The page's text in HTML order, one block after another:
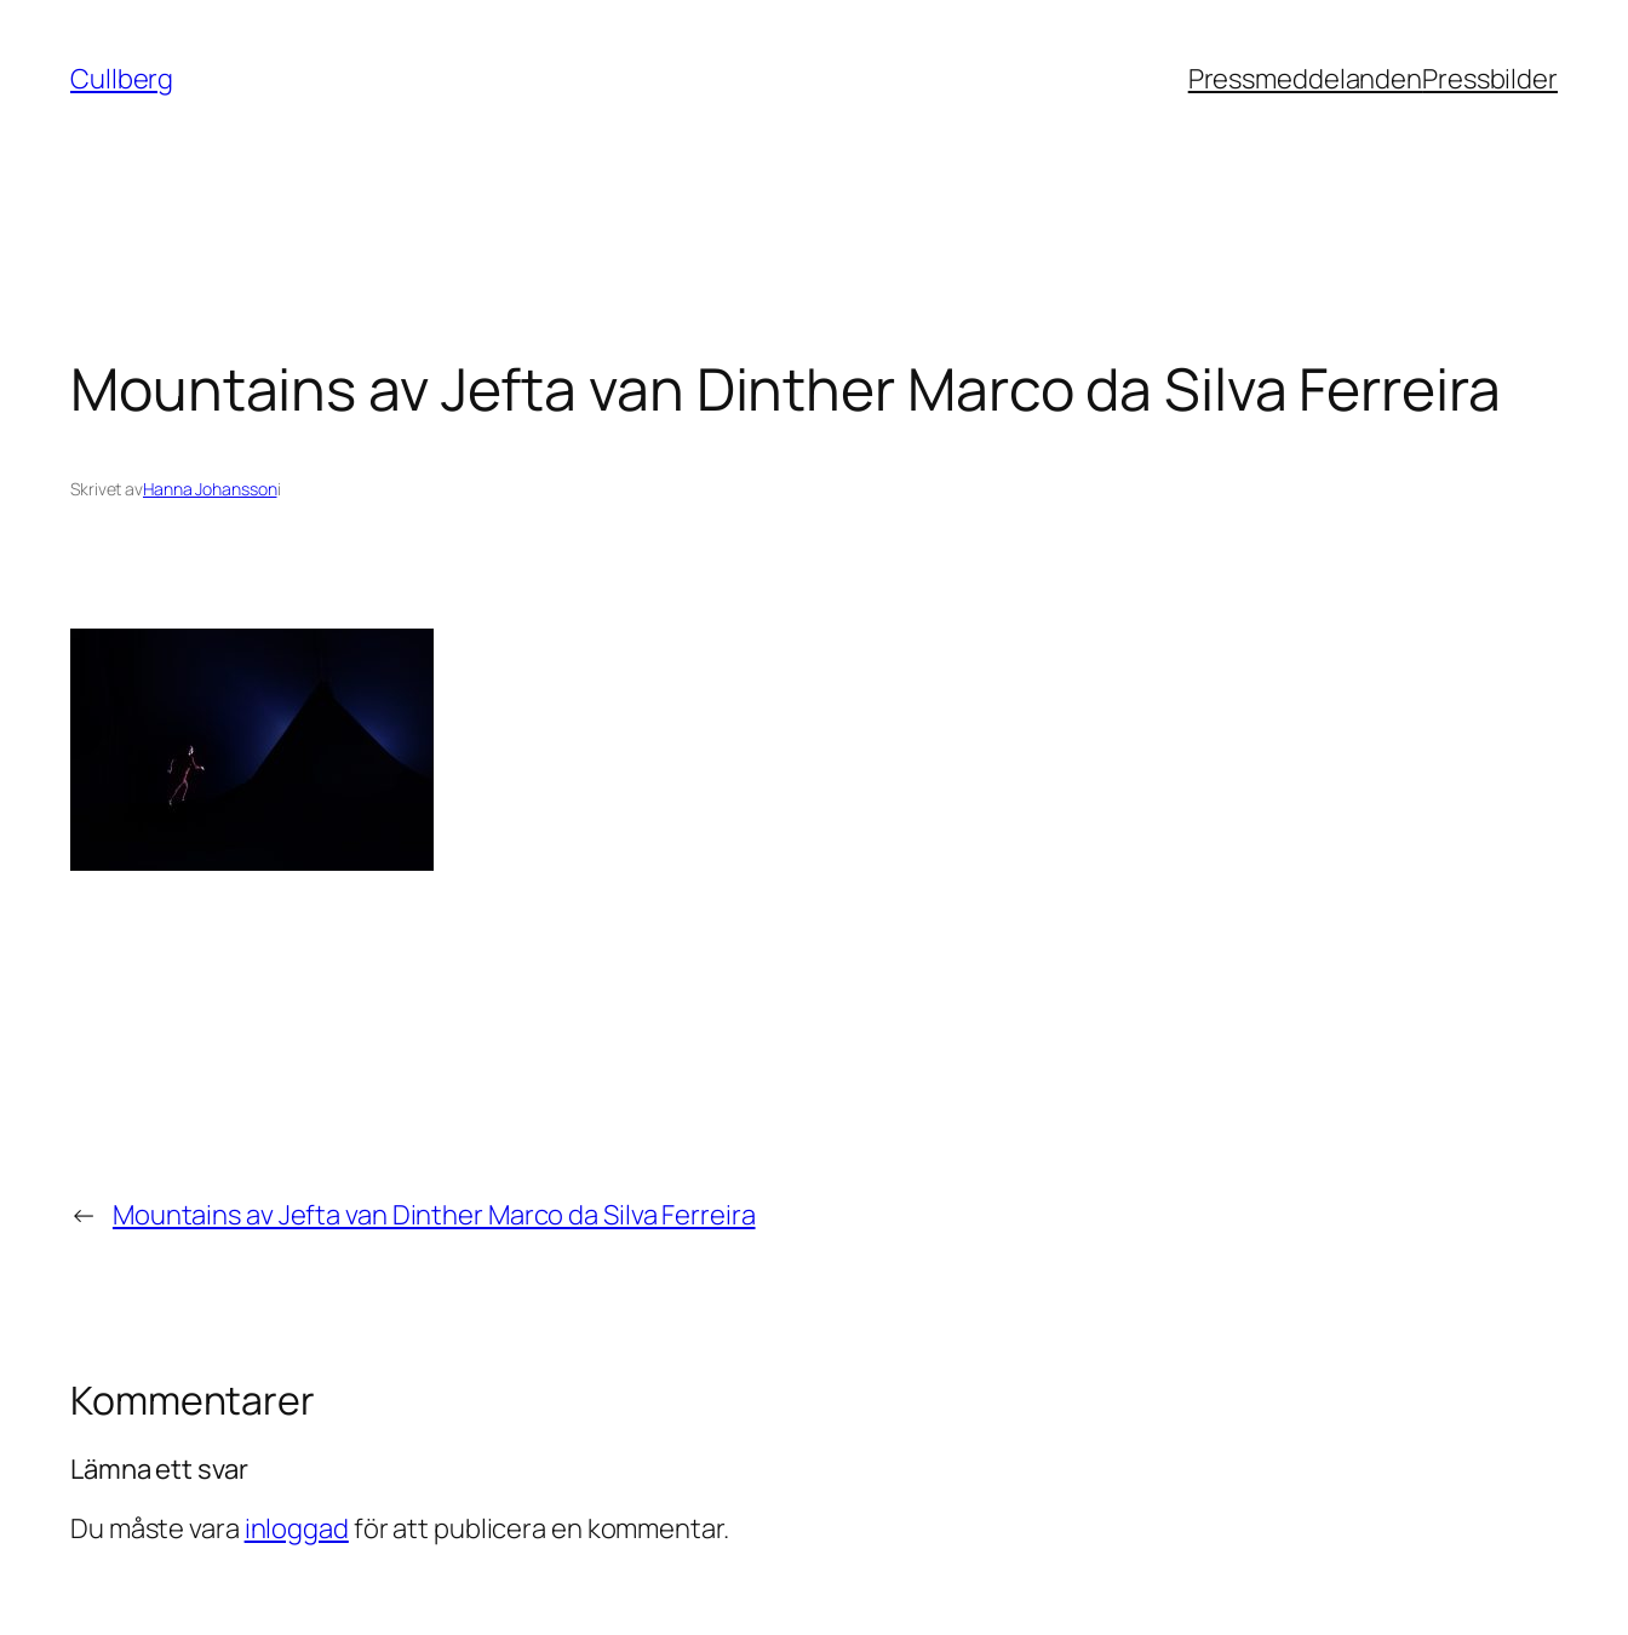
innehåll
Cullberg PressmeddelandenPressbilder
Mountains av Jefta van Dinther Marco da Silva Ferreira
Skrivet avHanna Johanssoni
← Mountains av Jefta van Dinther Marco da Silva Ferreira
Kommentarer
Lämna ett svar
Du måste vara inloggadför att publicera en kommentar.